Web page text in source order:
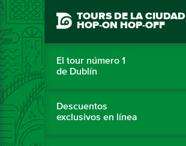
TOURS DE LA CIUDAD
HOP-ON HOP-OFF
El tour número 1
de Dublín
Descuentos
exclusivos en línea